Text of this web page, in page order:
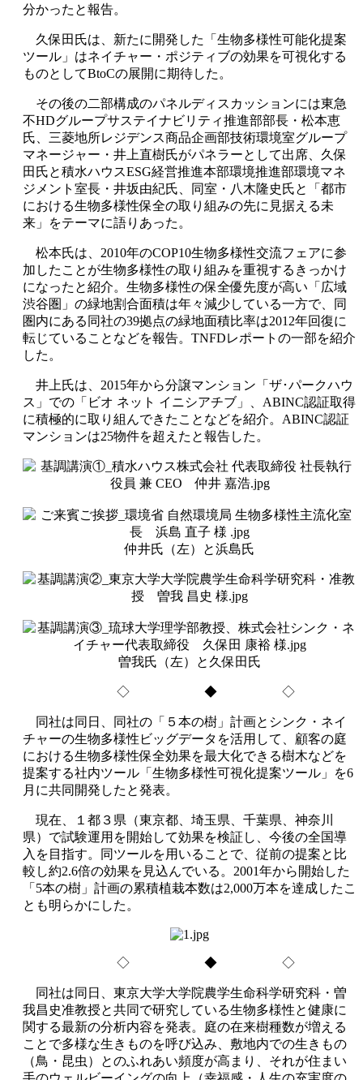
分かったと報告。
久保田氏は、新たに開発した「生物多様性可能化提案
ツール」はネイチャー・ポジティブの効果を可視化する
ものとしてBtoCの展開に期待した。
その後の二部構成のパネルディスカッションには東急
不HDグループサステイナビリティ推進部部長・松本恵
氏、三菱地所レジデンス商品企画部技術環境室グループ
マネージャー・井上直樹氏がパネラーとして出席、久保
田氏と積水ハウスESG経営推進本部環境推進部環境マネ
ジメント室長・井坂由紀氏、同室・八木隆史氏と「都市
における生物多様性保全の取り組みの先に見据える未
来」をテーマに語りあった。
松本氏は、2010年のCOP10生物多様性交流フェアに参
加したことが生物多様性の取り組みを重視するきっかけ
になったと紹介。生物多様性の保全優先度が高い「広域
渋谷圏」の緑地割合面積は年々減少している一方で、同
圏内にある同社の39拠点の緑地面積比率は2012年回復に
転じていることなどを報告。TNFDレポートの一部を紹介
した。
井上氏は、2015年から分譲マンション「ザ･パークハウ
ス」での「ビオ ネット イニシアチブ」、ABINC認証取得
に積極的に取り組んできたことなどを紹介。ABINC認証
マンションは25物件を超えたと報告した。
仲井氏（左）と浜島氏
曽我氏（左）と久保田氏
◇ ◆ ◇
同社は同日、同社の「５本の樹」計画とシンク・ネイ
チャーの生物多様性ビッグデータを活用して、顧客の庭
における生物多様性保全効果を最大化できる樹木などを
提案する社内ツール「生物多様性可視化提案ツール」を6
月に共同開発したと発表。
現在、１都３県（東京都、埼玉県、千葉県、神奈川
県）で試験運用を開始して効果を検証し、今後の全国導
入を目指す。同ツールを用いることで、従前の提案と比
較し約2.6倍の効果を見込んでいる。2001年から開始した
「5本の樹」計画の累積植栽本数は2,000万本を達成したこ
とも明らかにした。
◇ ◆ ◇
同社は同日、東京大学大学院農学生命科学研究科・曽
我昌史准教授と共同で研究している生物多様性と健康に
関する最新の分析内容を発表。庭の在来樹種数が増える
ことで多様な生きものを呼び込み、敷地内での生きもの
（鳥・昆虫）とのふれあい頻度が高まり、それが住まい